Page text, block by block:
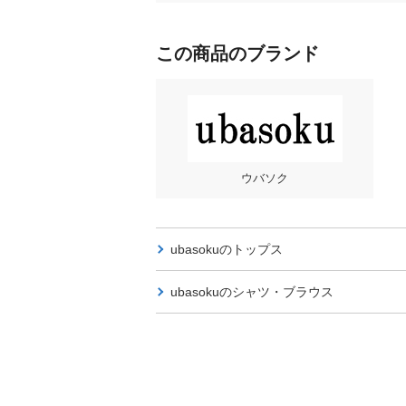
この商品のブランド
ウバソク
ubasokuの トップス
ubasokuのシャツ・ブラウス